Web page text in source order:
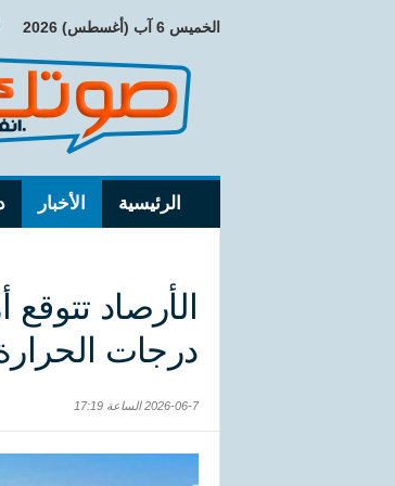
الخميس 6 آب (أغسطس) 2026
الرئيسية الأخبار
الأرصاد
درجات
2026-06-7 الساعة 17:19